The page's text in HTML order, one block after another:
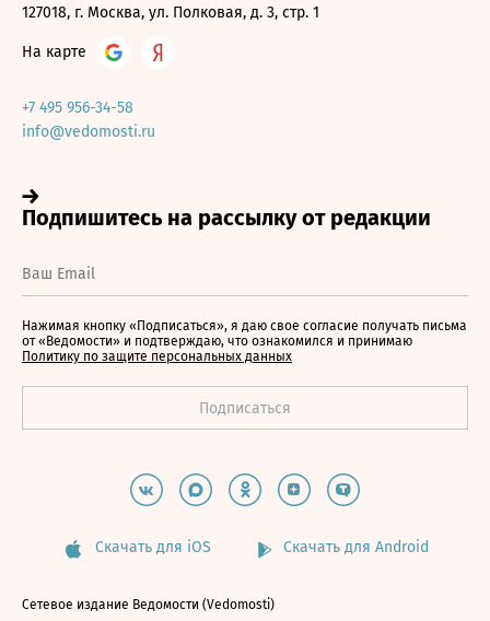
127018, г. Москва, ул. Полковая, д. 3, стр. 1
На карте
+7 495 956-34-58
info@vedomosti.ru
Нажимая кнопку «Подписаться», я даю свое согласие получать письма
от «Ведомости» и подтверждаю, что ознакомился и принимаю
Политику по защите персональных данных
Скачать для iOS Скачать для Android
Сетевое издание Ведомости (Vedomosti)